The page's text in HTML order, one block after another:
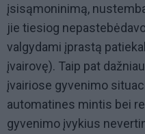
įsisąmoninimą,
jie tiesiog
valgydami įprastą
įvairovę). Taip pat
įvairiose gyvenimo
automatines mintis bei
gyvenimo įvykius